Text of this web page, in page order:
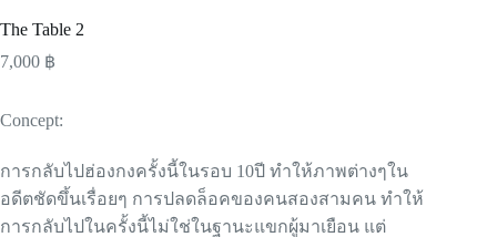
The Table 2
7,000 ฿
Concept:
การกลับไปฮ่องกงครั้งนี้ในรอบ 10ปี ทำให้ภาพต่างๆใน
อดีตชัดขึ้นเรื่อยๆ การปลดล็อคของคนสองสามคน ทำให้
การกลับไปในครั้งนี้ไม่ใช่ในฐานะแขกผู้มาเยือน แต่